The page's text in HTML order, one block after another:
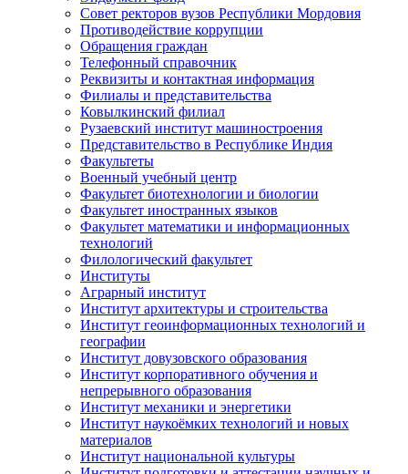
Совет ректоров вузов Республики Мордовия
Противодействие коррупции
Обращения граждан
Телефонный справочник
Реквизиты и контактная информация
Филиалы и представительства
Ковылкинский филиал
Рузаевский институт машиностроения
Представительство в Республике Индия
Факультеты
Военный учебный центр
Факультет биотехнологии и биологии
Факультет иностранных языков
Факультет математики и информационных
технологий
Филологический факультет
Институты
Аграрный институт
Институт архитектуры и строительства
Институт геоинформационных технологий и
географии
Институт довузовского образования
Институт корпоративного обучения и
непрерывного образования
Институт механики и энергетики
Институт наукоёмких технологий и новых
материалов
Институт национальной культуры